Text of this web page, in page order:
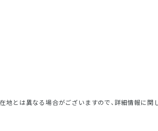
とは異なる場合がございますので、詳細情報に関